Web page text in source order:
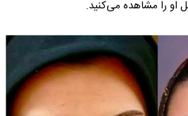
او را مشاهده می‌کنید.